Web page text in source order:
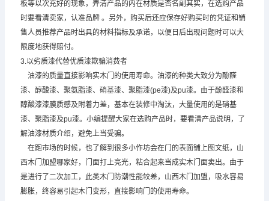
板等以次充好的现象，弄清产品的内在材质是否名副其实，在选购产品
时要看清卖家，认准品牌 。另外，购买后还应保存好购买时的凭证和销
售人员推荐产品时出具的材料指标及承诺，以便日后出现问题时可以大
限度地获得赔付。
3.以劣质漆代替优质漆欺骗消费者
油漆的质量直接影响实木门的使用寿命。油漆的种类大致分为酚醛
漆、醇酸漆、聚氨脂漆、硝基漆、聚脂漆(pe漆)及pu漆。由于酚醛漆和
醇酸漆漆膜质感及附着力差，基本在装修中淘汰，大量使用的是硝基
漆、聚脂漆及pu漆。小编提醒大家在选购产品时，要看清产品说明，了
解油漆材质介绍，避免上当受骗。
在跑市场的时候，也了解到很多小作坊会在门的表面铺上图文纸，山
西木门加盟哪家好，门面打上亮光，粘合起来当成实木门面卖出。由于
是进行了二次加工，此类木门防潮性能较差，山西木门加盟，吸水容易
膨胀，终容易引起木门变形，直接影响门的使用寿命。